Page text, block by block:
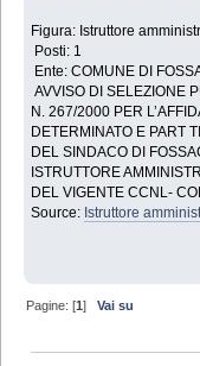
Figura: Istruttore
Posti: 1
Ente: COMUNE DI
AVVISO DI SELEZIONE
N. 267/2000 PER
DETERMINATO E PART
DEL SINDACO DI
ISTRUTTORE
DEL VIGENTE CCNL-
Source: Istruttore
Pagine: [1]Vai su